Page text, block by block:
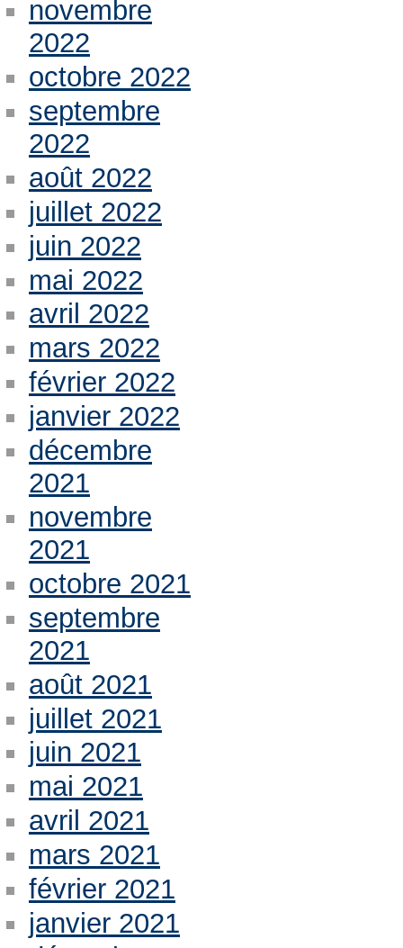
novembre
2022
octobre 2022
septembre
2022
août 2022
juillet 2022
juin 2022
mai 2022
avril 2022
mars 2022
février 2022
janvier 2022
décembre
2021
novembre
2021
octobre 2021
septembre
2021
août 2021
juillet 2021
juin 2021
mai 2021
avril 2021
mars 2021
février 2021
janvier 2021